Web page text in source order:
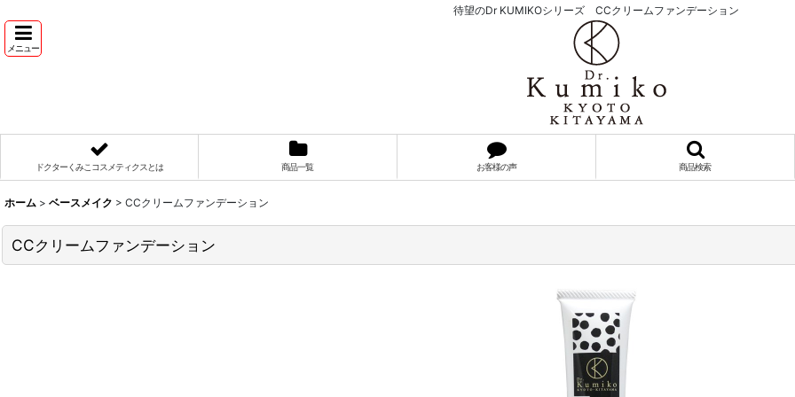
待望のDr KUMIKOシリーズ CCクリームファンデーション
メニュー
ドクターくみこコスメティクスとは 商品一覧 お客様の声 商品検索
ホーム > ベースメイク > CCクリームファンデーション
CCクリームファンデーション